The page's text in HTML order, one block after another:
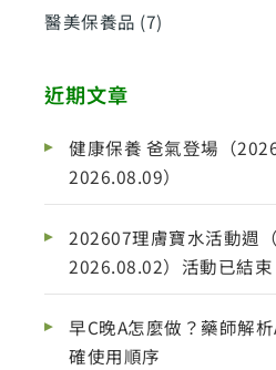
醫美保養品 (7)
近期文章
健康保養 爸氣登場（
2026.08.09）
202607理膚寶水活動週
2026.08.02）活動已結束
早C晚A怎麼做？藥師解
確使用順序